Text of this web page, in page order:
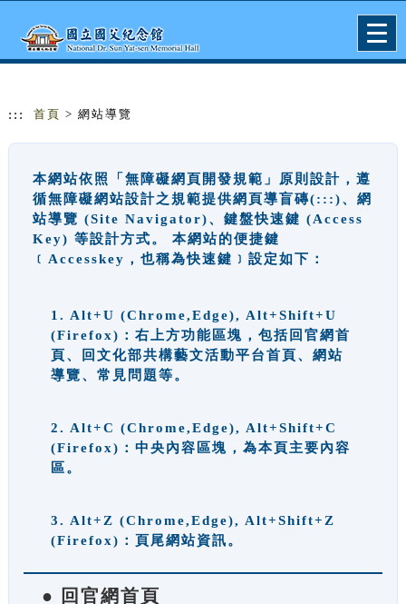
::: 首頁 > 網站導覽
本網站依照「無障礙網頁開發規範」原則設計，遵
循無障礙網站設計之規範提供網頁導盲磚(:::)、網
站導覽 (Site Navigator)、鍵盤快速鍵 (Access
Key) 等設計方式。 本網站的便捷鍵
﹝Accesskey，也稱為快速鍵﹞設定如下：
1. Alt+U (Chrome,Edge), Alt+Shift+U
(Firefox)：右上方功能區塊，包括回官網首
頁、回文化部共構藝文活動平台首頁、網站
導覽、常見問題等。
2. Alt+C (Chrome,Edge), Alt+Shift+C
(Firefox)：中央內容區塊，為本頁主要內容
區。
3. Alt+Z (Chrome,Edge), Alt+Shift+Z
(Firefox)：頁尾網站資訊。
● 回官網首頁